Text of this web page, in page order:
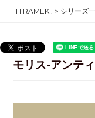
HIRAMEKI. シリーズ
モリス-アンテ